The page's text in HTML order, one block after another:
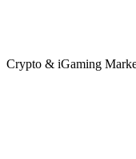
Crypto & iGaming